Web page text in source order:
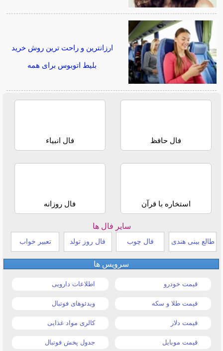
ارزانترین و راحت ترین روش خرید
بلیط اتوبوس برای همه
فال حافظ فال انبیاء
استخاره با قرآن فال روزانه
سایر فال ها
طالع بینی هندی فال چوب فال روز تولد تعبیر خواب
سرویس ها
قیمت خودرو اطلاعات دارویی
قیمت طلا و سکه ویدئوهای فوتبال
قیمت دلار کالری مواد غذایی
قیمت موبایل جدول پخش فوتبال